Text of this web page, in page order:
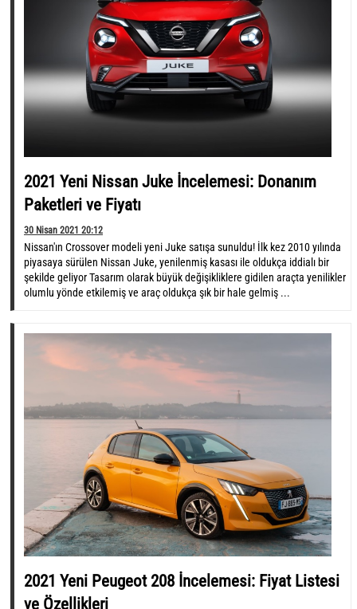
2021 Yeni Nissan Juke İncelemesi: Donanım
Paketleri ve Fiyatı
30 Nisan 2021 20:12
Nissan'ın Crossover modeli yeni Juke satışa sunuldu! İlk kez 2010 yılında
piyasaya sürülen Nissan Juke, yenilenmiş kasası ile oldukça iddialı bir
şekilde geliyor Tasarım olarak büyük değişikliklere gidilen araçta yenilikler
olumlu yönde etkilemiş ve araç oldukça şık bir hale gelmiş ...
2021 Yeni Peugeot 208 İncelemesi: Fiyat Listesi
ve Özellikleri